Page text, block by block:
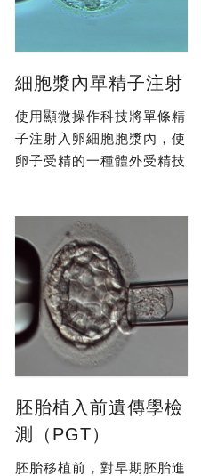
細胞漿內單精子注射
使用顯微操作科技將單條精
子注射入卵細胞胞漿內，使
卵子受精的一種體外受精技
胚胎植入前遺傳學檢
測（PGT）
胚胎移植前，對早期胚胎進